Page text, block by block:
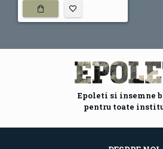
Epoleti si insemne
pentru toate